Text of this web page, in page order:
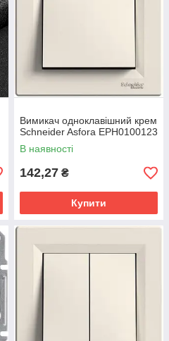
Вимикач одноклавішний крем
Schneider Asfora EPH0100123
В наявності
142,27 ₴
Купити